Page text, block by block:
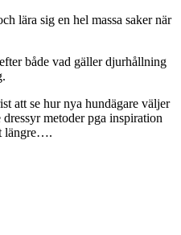
lära sig en hel massa saker när
både vad gäller djurhållning
att se hur nya hundägare väljer
metoder pga inspiration
längre….